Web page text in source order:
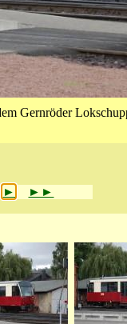
Gernröder
► ►►